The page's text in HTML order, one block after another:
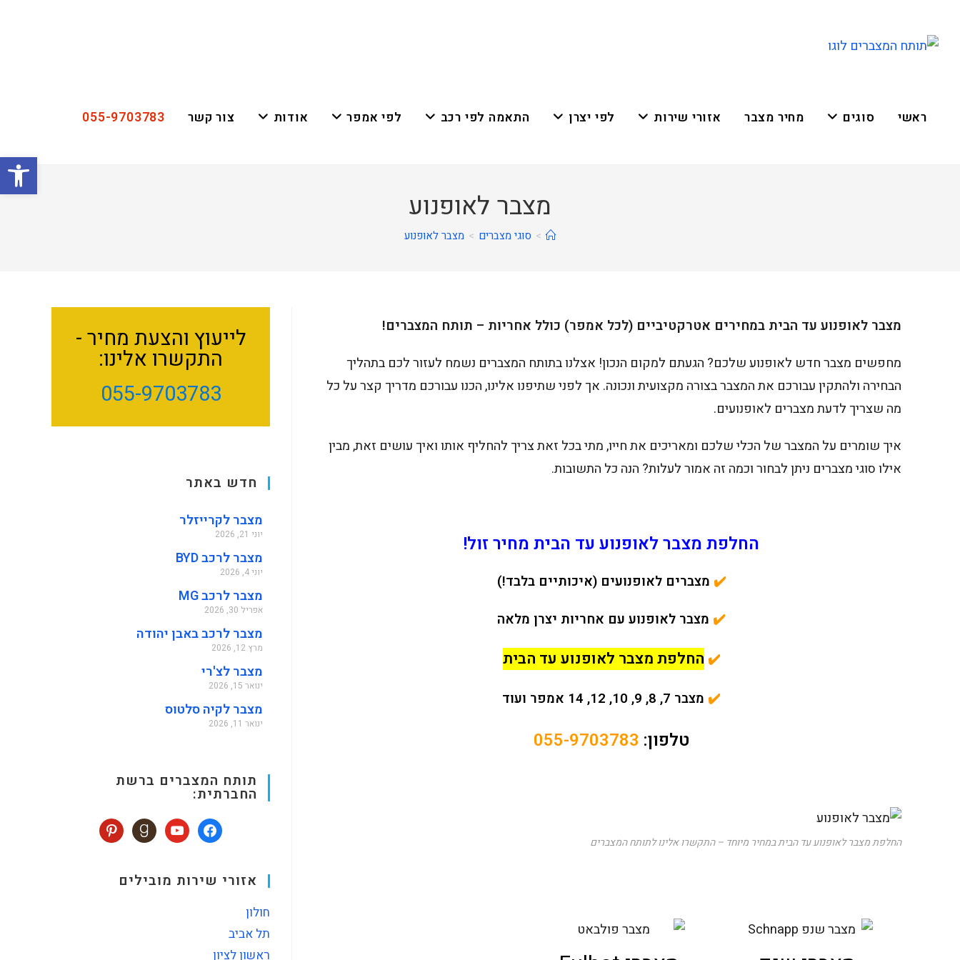
ראשי סוגים מחיר מצבר אזורי שירות לפי יצרן התאמה לפי רכב לפי אמפר אודות צור קשר 055-9703783
מצבר לאופנוע
> סוגי מצברים > מצבר לאופנוע
מצבר לאופנוע עד הבית במחירים אטרקטיביים (לכל אמפר) כולל אחריות – תותח המצברים!
מחפשים מצבר חדש לאופנוע שלכם? הגעתם למקום הנכון! אצלנו בתותח המצברים נשמח לעזור לכם בתהליך
הבחירה ולהתקין עבורכם את המצבר בצורה מקצועית ונכונה. אך לפני שתיפנו אלינו, הכנו עבורכם מדריך קצר על כל
מה שצריך לדעת מצברים לאופנועים.
איך שומרים על המצבר של הכלי שלכם ומאריכים את חייו, מתי בכל זאת צריך להחליף אותו ואיך עושים זאת, מבין
אילו סוגי מצברים ניתן לבחור וכמה זה אמור לעלות? הנה כל התשובות.
החלפת מצבר לאופנוע עד הבית מחיר זול!
✔️ מצברים לאופנועים (איכותיים בלבד!)
✔️ מצבר לאופנוע עם אחריות יצרן מלאה
✔️ החלפת מצבר לאופנוע עד הבית
✔️ מצבר 7, 8, 9, 10, 12, 14 אמפר ועוד
טלפון: 055-9703783
החלפת מצבר לאופנוע עד הבית במחיר מיוחד – התקשרו אלינו לתותח המצברים
לייעוץ והצעת מחיר -
התקשרו אלינו:
055-9703783
חדש באתר
מצבר לקרייזלר
יוני 21, 2026
מצבר לרכב BYD
יוני 4, 2026
מצבר לרכב MG
אפריל 30, 2026
מצבר לרכב באבן יהודה
מרץ 12, 2026
מצבר לצ'רי
ינואר 15, 2026
מצבר לקיה סלטוס
ינואר 11, 2026
תותח המצברים ברשת
החברתית:
אזורי שירות מובילים
חולון
תל אביב
ראשון לציון